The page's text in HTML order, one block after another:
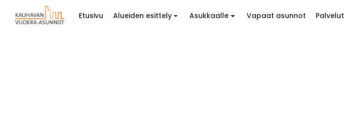
Etusivu Alueiden esittely Asukkaalle Vapaat asunnot Palvelut